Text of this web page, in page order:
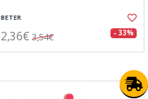
BETER
2,36€ 3,54€ - 33%